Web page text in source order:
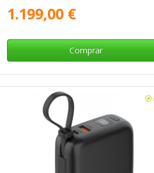
1.199,00 €
Comprar